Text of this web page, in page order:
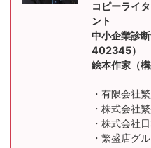
コピーライ
ント
中小企業診
402345）
絵本作家（
・有限会社
・株式会社
・株式会社
・繁盛店グ